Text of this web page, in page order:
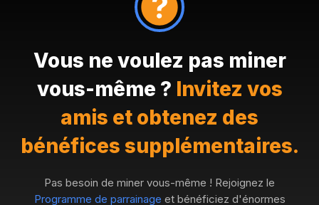
Vous ne voulez pas miner
vous-même ? Invitez vos
amis et obtenez des
bénéfices supplémentaires.
Pas besoin de miner vous-même ! Rejoignez le
Programme de parrainage et bénéficiez d'énormes